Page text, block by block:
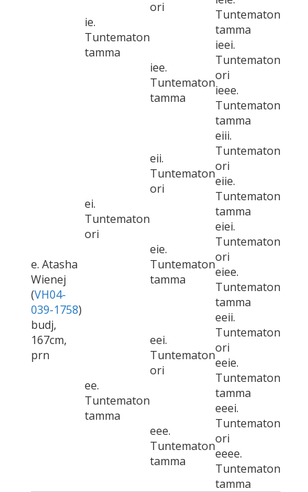
ie.
Tuntematon
tamma
ori
Tuntematon
tamma
iee.
Tuntematon
tamma
ieei.
Tuntematon
ori
ieee.
Tuntematon
tamma
e. Atasha
Wienej
(VH04-
039-1758)
budj,
167cm,
prn
ei.
Tuntematon
ori
eii.
Tuntematon
ori
eiii.
Tuntematon
ori
eiie.
Tuntematon
tamma
eie.
Tuntematon
tamma
eiei.
Tuntematon
ori
eiee.
Tuntematon
tamma
ee.
Tuntematon
tamma
eei.
Tuntematon
ori
eeii.
Tuntematon
ori
eeie.
Tuntematon
tamma
eee.
Tuntematon
tamma
eeei.
Tuntematon
ori
eeee.
Tuntematon
tamma